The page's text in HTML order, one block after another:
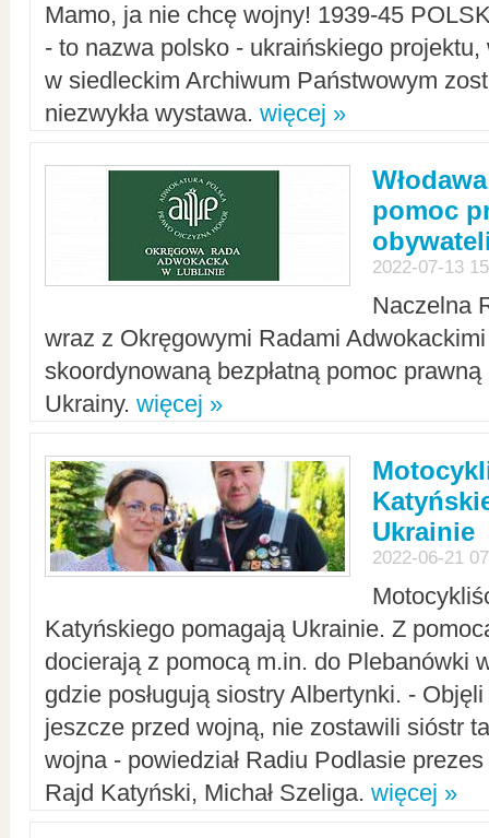
Mamo, ja nie chcę wojny! 1939-45
- to nazwa polsko - ukraińskiego
w siedleckim Archiwum Państwowym
niezwykła wystawa. więcej »
pomoc
2022-07-13
Naczelna
wraz z Okręgowymi Radami Adwokackimi
skoordynowaną bezpłatną pomoc
Ukrainy. więcej »
Ukrainie
2022-06-21
Katyńskiego pomagają Ukrainie. Z
docierają z pomocą m.in. do Plebanówki
gdzie posługują siostry Albertynki. -
jeszcze przed wojną, nie zostawili sióstr
wojna - powiedział Radiu Podlasie
Rajd Katyński, Michał Szeliga. więcej »